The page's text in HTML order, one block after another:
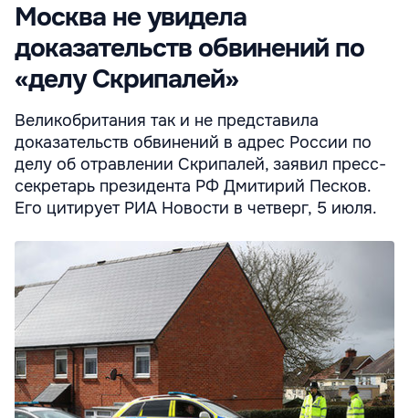
Москва не увидела
доказательств обвинений по
«делу Скрипалей»
Великобритания так и не представила
доказательств обвинений в адрес России по
делу об отравлении Скрипалей, заявил пресс-
секретарь президента РФ Дмитирий Песков.
Его цитирует РИА Новости в четверг, 5 июля.